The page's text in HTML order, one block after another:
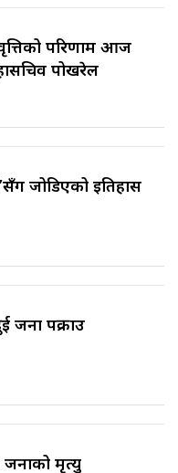
परिणाम आज
पोखरेल
जोडिएको इतिहास
जना पक्राउ
मृत्यु